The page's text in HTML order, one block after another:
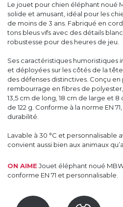
Le jouet pour chien éléphant noué
solide et amusant, idéal pour les
de moins de 3 ans. Fabriqué en
tons bleus vifs avec des détails
robustesse pour des heures de jeu.
Ses caractéristiques humoristiques
et déployées sur les côtés de la
des défenses distinctives. Conçu
rembourrage en fibres de
13,5 cm de long, 18 cm de large et
de 122 g. Conforme à la norme EN
durabilité.
Lavable à 30 °C et personnalisable
convient aussi bien aux animaux
ON AIME Jouet éléphant noué
conforme EN 71 et personnalisable.